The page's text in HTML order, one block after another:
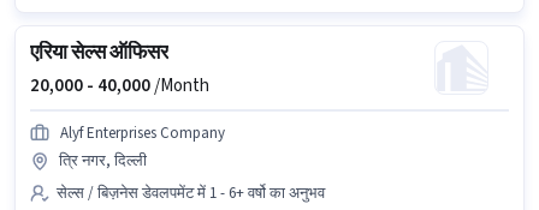
एरिया सेल्स ऑफिसर
20,000 - 40,000/Month
Alyf Enterprises Company
त्रि नगर, दिल्ली
सेल्स / बिज़नेस डेवलपमेंट में 1 - 6+ वर्षो का अनुभव